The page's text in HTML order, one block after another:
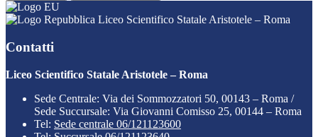
Liceo Scientifico Statale Aristotele – Roma
Contatti
Liceo Scientifico Statale Aristotele – Roma
Sede Centrale: Via dei Sommozzatori 50, 00143 – Roma /
Sede Succursale: Via Giovanni Comisso 25, 00144 – Roma
Tel: Sede centrale 06/121123600